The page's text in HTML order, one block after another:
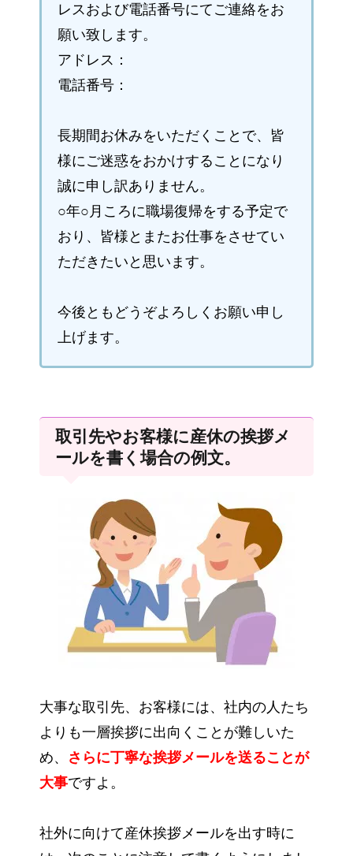
レスおよび電話番号にてご連絡をお
願い致します。
アドレス：
電話番号：
長期間お休みをいただくことで、皆
様にご迷惑をおかけすることになり
誠に申し訳ありません。
○年○月ころに職場復帰をする予定で
おり、皆様とまたお仕事をさせてい
ただきたいと思います。
今後ともどうぞよろしくお願い申し
上げます。
取引先やお客様に産休の挨拶メ
ールを書く場合の例文。
大事な取引先、お客様には、社内の人たち
よりも一層挨拶に出向くことが難しいた
め、 さらに丁寧な挨拶メールを送ることが
大事ですよ。
社外に向けて産休挨拶メールを出す時に